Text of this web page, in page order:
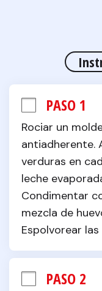
PASO 1
Rociar un
antiadherente.
verduras en
leche
Condimentar
mezcla de
Espolvorear
PASO 2